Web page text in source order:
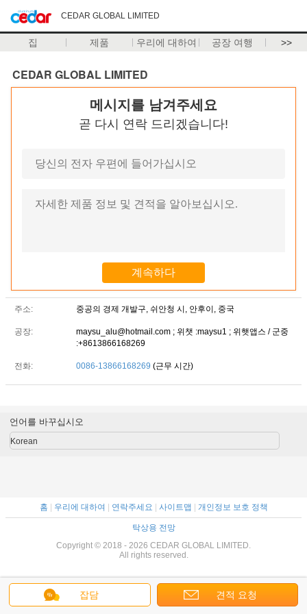
CEDAR GLOBAL LIMITED
집 제품 우리에 대하여 공장 여행 >>
CEDAR GLOBAL LIMITED
메시지를 남겨주세요
곧 다시 연락 드리겠습니다!
주소: 중공의 경제 개발구, 쉬안청 시, 안후이, 중국
공장:
maysu_alu@hotmail.com ; 위챗 :maysu1 ; 위햇앱스 / 군중
:+8613866168269
전화: 0086-13866168269 (근무 시간)
잡담 견적 요청
언어를 바꾸십시오
Korean
홈 우리에 대하여 연락주세요 사이트맵 개인정보 보호 정책
탁상용 전망
Copyright © 2018 - 2026 CEDAR GLOBAL LIMITED.
All rights reserved.